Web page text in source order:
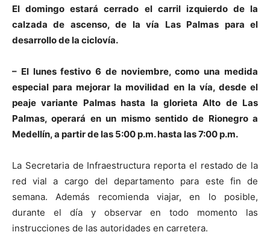
El domingo estará cerrado el carril izquierdo de la
calzada de ascenso, de la vía Las Palmas para el
desarrollo de la ciclovía.
– El lunes festivo 6 de noviembre, como una medida
especial para mejorar la movilidad en la vía, desde el
peaje variante Palmas hasta la glorieta Alto de Las
Palmas, operará en un mismo sentido de Rionegro a
Medellín, a partir de las 5:00 p.m. hasta las 7:00 p.m.
La Secretaria de Infraestructura reporta el restado de la
red vial a cargo del departamento para este fin de
semana. Además recomienda viajar, en lo posible,
durante el día y observar en todo momento las
instrucciones de las autoridades en carretera.